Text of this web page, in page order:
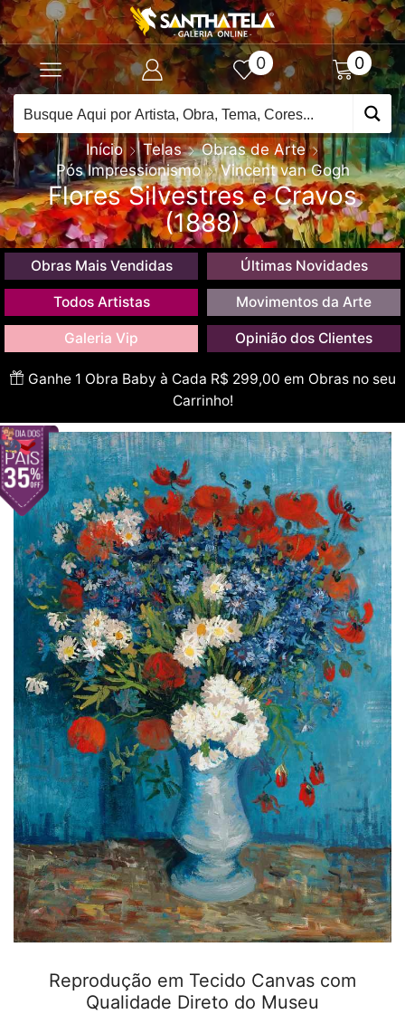
0 0
Início Telas
Obras de Arte
Pós Impressionismo
Vincent van Gogh
Flores Silvestres e Cravos
(1888)
Obras Mais Vendidas Últimas Novidades
Todos Artistas Movimentos da Arte
Galeria Vip Opinião dos Clientes
Ganhe 1 Obra Baby à Cada R$ 299,00 em Obras no seu
Carrinho!
Reprodução em Tecido Canvas com
Qualidade Direto do Museu